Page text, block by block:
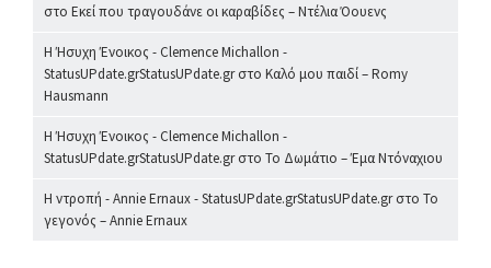
στο Εκεί που τραγουδάνε οι καραβίδες – Ντέλια Όουενς
Η Ήσυχη Ένοικος - Clemence Michallon -
StatusUPdate.grStatusUPdate.grστο Καλό μου παιδί – Romy
Hausmann
Η Ήσυχη Ένοικος - Clemence Michallon -
StatusUPdate.grStatusUPdate.grστο Το Δωμάτιο – Έμα Ντόναχιου
Η ντροπή - Annie Ernaux - StatusUPdate.grStatusUPdate.grστο Το
γεγονός – Annie Ernaux